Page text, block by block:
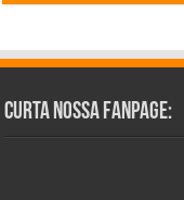
Curta Nossa Fanpage: